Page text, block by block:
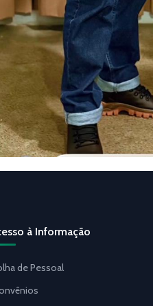
à Informação
de Pessoal